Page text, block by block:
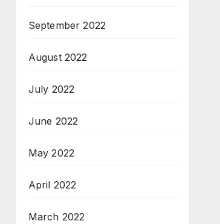
September 2022
August 2022
July 2022
June 2022
May 2022
April 2022
March 2022